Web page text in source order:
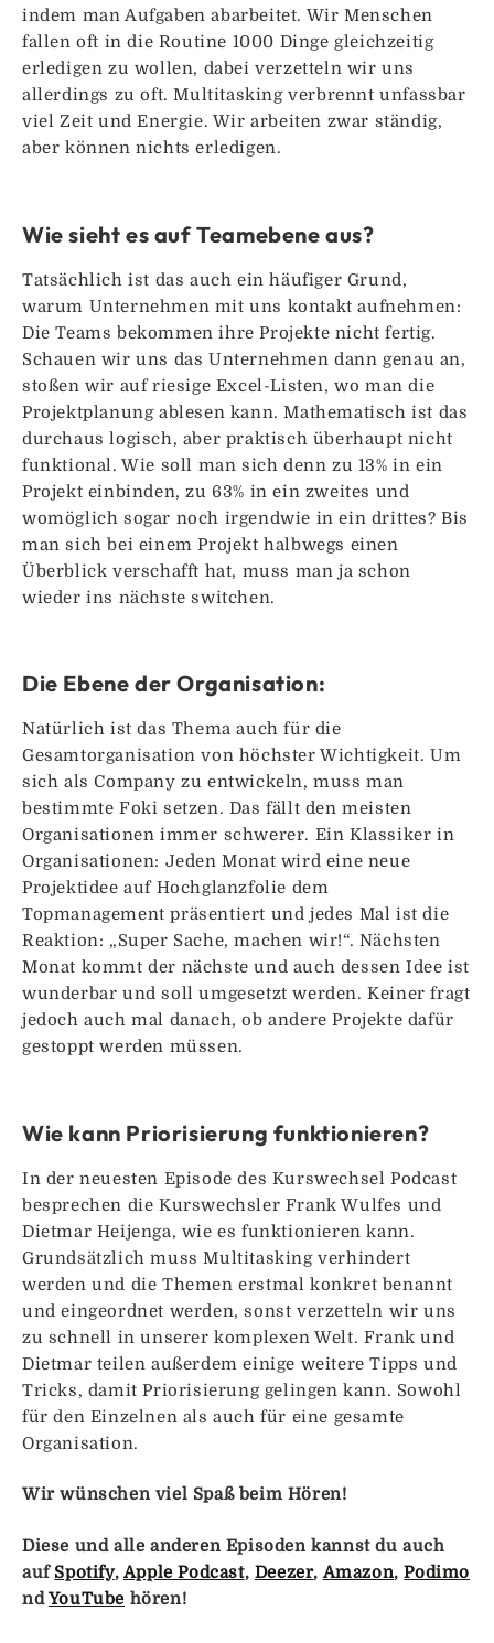
indem man Aufgaben abarbeitet. Wir Menschen
fallen oft in die Routine 1000 Dinge gleichzeitig
erledigen zu wollen, dabei verzetteln wir uns
allerdings zu oft. Multitasking verbrennt unfassbar
viel Zeit und Energie. Wir arbeiten zwar ständig,
aber können nichts erledigen.
Wie sieht es auf Teamebene aus?
Tatsächlich ist das auch ein häufiger Grund,
warum Unternehmen mit uns kontakt aufnehmen:
Die Teams bekommen ihre Projekte nicht fertig.
Schauen wir uns das Unternehmen dann genau an,
stoßen wir auf riesige Excel-Listen, wo man die
Projektplanung ablesen kann. Mathematisch ist das
durchaus logisch, aber praktisch überhaupt nicht
funktional. Wie soll man sich denn zu 13% in ein
Projekt einbinden, zu 63% in ein zweites und
womöglich sogar noch irgendwie in ein drittes? Bis
man sich bei einem Projekt halbwegs einen
Überblick verschafft hat, muss man ja schon
wieder ins nächste switchen.
Die Ebene der Organisation:
Natürlich ist das Thema auch für die
Gesamtorganisation von höchster Wichtigkeit. Um
sich als Company zu entwickeln, muss man
bestimmte Foki setzen. Das fällt den meisten
Organisationen immer schwerer. Ein Klassiker in
Organisationen: Jeden Monat wird eine neue
Projektidee auf Hochglanzfolie dem
Topmanagement präsentiert und jedes Mal ist die
Reaktion: „Super Sache, machen wir!“. Nächsten
Monat kommt der nächste und auch dessen Idee ist
wunderbar und soll umgesetzt werden. Keiner fragt
jedoch auch mal danach, ob andere Projekte dafür
gestoppt werden müssen.
Wie kann Priorisierung funktionieren?
In der neuesten Episode des Kurswechsel Podcast
besprechen die Kurswechsler Frank Wulfes und
Dietmar Heijenga, wie es funktionieren kann.
Grundsätzlich muss Multitasking verhindert
werden und die Themen erstmal konkret benannt
und eingeordnet werden, sonst verzetteln wir uns
zu schnell in unserer komplexen Welt. Frank und
Dietmar teilen außerdem einige weitere Tipps und
Tricks, damit Priorisierung gelingen kann. Sowohl
für den Einzelnen als auch für eine gesamte
Organisation.
Wir wünschen viel Spaß beim Hören!
Diese und alle anderen Episoden kannst du auch
auf Spotify, Apple Podcast, Deezer, Amazon,Podimo
ndYouTube hören!